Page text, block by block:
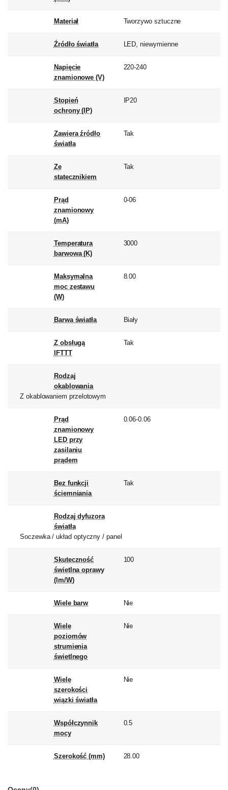
Materiał Tworzywo sztuczne
Źródło światła LED, niewymienne
Napięcie
znamionowe (V)
220-240
Stopień
ochrony (IP)
IP20
Zawiera źródło
światła
Tak
Ze
statecznikiem
Tak
Prąd
znamionowy
(mA)
0-06
Temperatura
barwowa (K)
3000
Maksymalna
moc zestawu
(W)
8.00
Barwa światła Biały
Z obsługą
IFTTT
Tak
Rodzaj
okablowania
Z okablowaniem przelotowym
Prąd
znamionowy
LED przy
zasilaniu
prądem
0.06-0.06
Bez funkcji
ściemniania
Tak
Rodzaj dyfuzora
światła
Soczewka / układ optyczny / panel
Skuteczność
świetlna oprawy
(lm/W)
100
Wiele barw Nie
Wiele
poziomów
strumienia
świetlnego
Nie
Wiele
szerokości
wiązki światła
Nie
Współczynnik
mocy
0.5
Szerokość (mm) 28.00